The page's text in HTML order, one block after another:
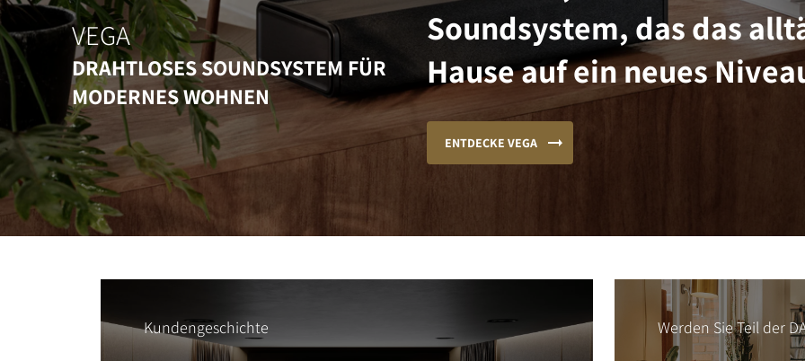
VEGA
DRAHTLOSES SOUNDSYSTEM FÜR
MODERNES WOHNEN
Soundsystem, das das
Hause auf ein neues
ENTDECKE VEGA
Kundengeschichte Werden Sie Teil der